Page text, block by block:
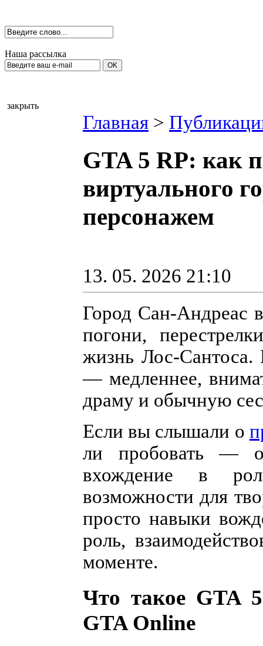
Наша рассылка
закрыть
Главная >
GTA 5 RP: как
виртуального
персонажем
13. 05. 2026 21:10
Город Сан-Андреас
погони,
жизнь Лос-Сантоса.
— медленнее,
драму и обычную
Если вы слышали о
ли пробовать —
вхождение в
возможности для
просто навыки
роль,
моменте.
Что такое GTA
GTA Online